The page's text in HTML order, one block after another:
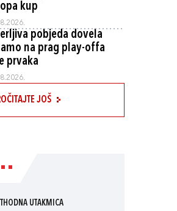
kup
pobjeda dovela
na prag play-offa
prvaka
JOŠ
UTAKMICA